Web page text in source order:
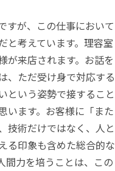
すが、この仕事において
と考えています。理容室
が来店されます。お話を
、ただ受け身で対応する
という姿勢で接すること
います。お客様に「また
技術だけではなく、人と
る印象も含めた総合的な
間力を培うことは、この